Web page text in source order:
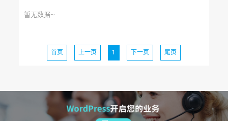
暂无数据~
首页 上一页 1 下一页 尾页